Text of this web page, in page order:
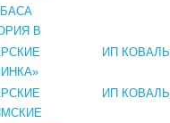
В
ИП
ИП